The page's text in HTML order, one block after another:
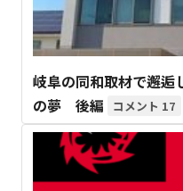
岐阜の同和取材で邂逅
の夢 後編
17